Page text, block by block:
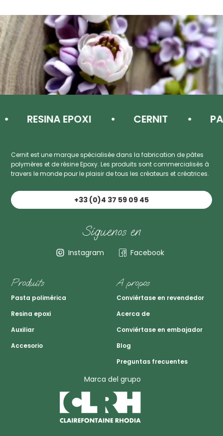
RESINA EPOXI CERNIT
Cernit est une marque spécialisée dans la fabrication de pâtes
polymères et de résine Epoxy. Les produits sont commercialisés à
travers le monde pour le plaisir de tous les créateurs et créatrices.
+33 (0)4 37 59 09 45
Síguenos en
Instagram Facebook
Produits
Pasta polimérica
Resina epoxi
Auxiliar
Accesorio
A propos
Conviértase en revendedor
Acerca de
Conviértase en embajador
Blog
Preguntas frecuentes
Marca del grupo